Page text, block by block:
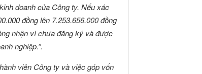
doanh của Công ty. Nếu xác
đồng lên 7.253.656.000 đồng
nhận vì chưa đăng ký và được
nghiệp.”.
viên Công ty và việc góp vốn